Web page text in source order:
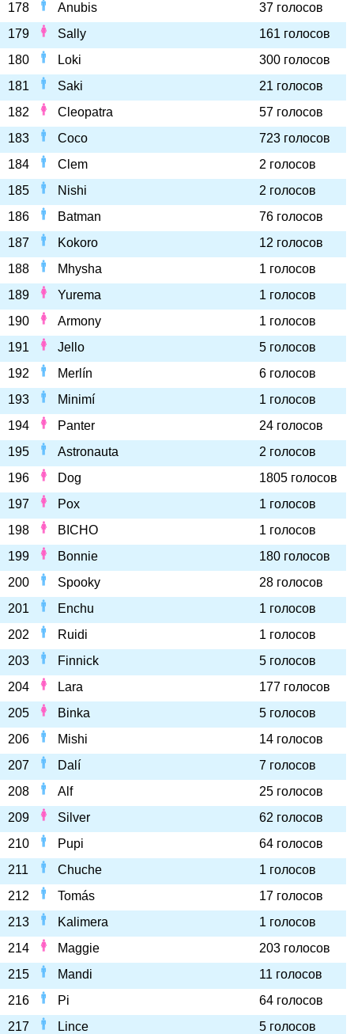
178
Anubis
37 голосов
179
Sally
161 голосов
180
Loki
300 голосов
181
Saki
21 голосов
182
Cleopatra
57 голосов
183
Coco
723 голосов
184
Clem
2 голосов
185
Nishi
2 голосов
186
Batman
76 голосов
187
Kokoro
12 голосов
188
Mhysha
1 голосов
189
Yurema
1 голосов
190
Armony
1 голосов
191
Jello
5 голосов
192
Merlín
6 голосов
193
Minimí
1 голосов
194
Panter
24 голосов
195
Astronauta
2 голосов
196
Dog
1805 голосов
197
Pox
1 голосов
198
BICHO
1 голосов
199
Bonnie
180 голосов
200
Spooky
28 голосов
201
Enchu
1 голосов
202
Ruidi
1 голосов
203
Finnick
5 голосов
204
Lara
177 голосов
205
Binka
5 голосов
206
Mishi
14 голосов
207
Dalí
7 голосов
208
Alf
25 голосов
209
Silver
62 голосов
210
Pupi
64 голосов
211
Chuche
1 голосов
212
Tomás
17 голосов
213
Kalimera
1 голосов
214
Maggie
203 голосов
215
Mandi
11 голосов
216
Pi
64 голосов
217
Lince
5 голосов